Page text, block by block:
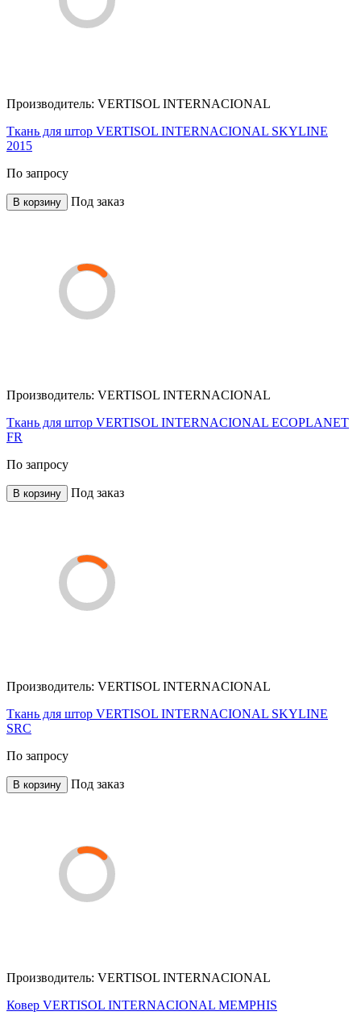
Производитель: VERTISOL INTERNACIONAL
Ткань для штор VERTISOL INTERNACIONAL SKYLINE
2015
По запросу
В корзину Под заказ
Производитель: VERTISOL INTERNACIONAL
Ткань для штор VERTISOL INTERNACIONAL ECOPLANET
FR
По запросу
В корзину Под заказ
Производитель: VERTISOL INTERNACIONAL
Ткань для штор VERTISOL INTERNACIONAL SKYLINE
SRC
По запросу
В корзину Под заказ
Производитель: VERTISOL INTERNACIONAL
Ковер VERTISOL INTERNACIONAL MEMPHIS